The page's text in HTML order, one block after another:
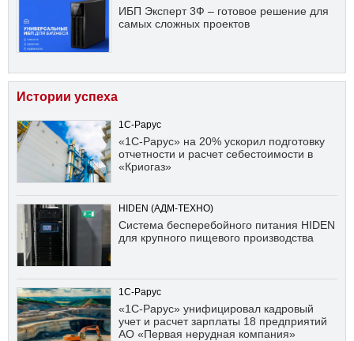
ИБП Эксперт 3Ф – готовое решение для
самых сложных проектов
Истории успеха
1С-Рарус
«1С-Рарус» на 20% ускорил подготовку
отчетности и расчет себестоимости в
«Криогаз»
HIDEN (АДМ-ТЕХНО)
Система бесперебойного питания HIDEN
для крупного пищевого производства
1С-Рарус
«1С-Рарус» унифицировал кадровый
учет и расчет зарплаты 18 предприятий
АО «Первая нерудная компания»